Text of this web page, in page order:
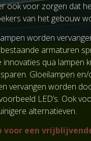
ook voor zorgen dat
van het gebouw
worden
armaturen
innovaties qua lampen
Gloeilampen
vervangen worden
LED’s. Ook
alternatieven.
voor een